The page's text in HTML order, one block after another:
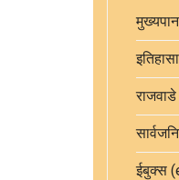
मुख्यपान
ईबुक्स